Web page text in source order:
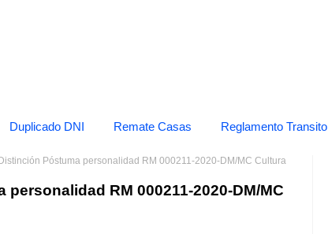
Duplicado DNI Remate Casas Reglamento Transito
Póstuma personalidad RM 000211-2020-DM/MC Cultura
RM 000211-2020-DM/MC